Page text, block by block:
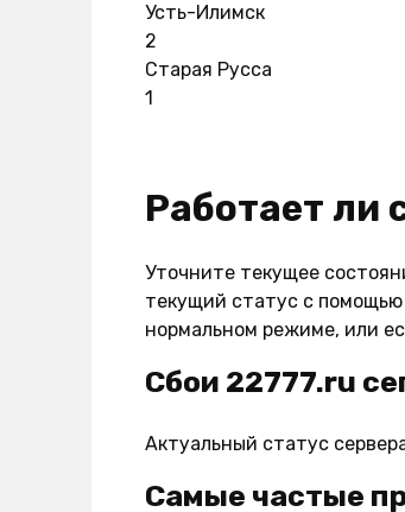
Усть-Илимск
2
Старая Русса
1
Работает ли
Уточните текущее
текущий статус с
нормальном режиме, или
Сбои 22777.ru
Актуальный статус
Самые частые